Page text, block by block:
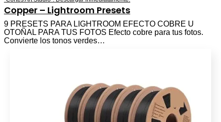
Copper – Lightroom Presets
9 PRESETS PARA LIGHTROOM EFECTO COBRE U
OTOÑAL PARA TUS FOTOS Efecto cobre para tus fotos.
Convierte los tonos verdes…